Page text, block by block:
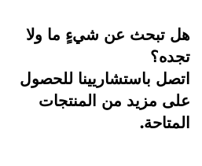
هل تبحث عن شيءٍ ما ولا
تجده؟
اتصل باستشاريينا للحصول
على مزيد من المنتجات
المتاحة.